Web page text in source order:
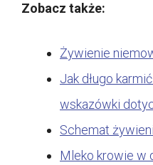
Zobacz także:
Żywienie
Jak długo
wskazówki
Schemat
Mleko krowie w